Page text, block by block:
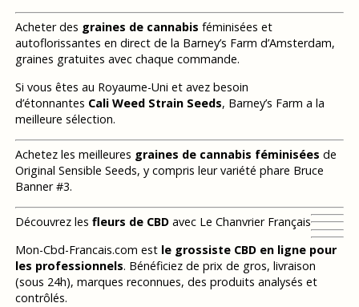
Acheter des graines de cannabis féminisées et
autoflorissantes en direct de la Barney’s Farm d’Amsterdam,
graines gratuites avec chaque commande.
Si vous êtes au Royaume-Uni et avez besoin
d’étonnantes Cali Weed Strain Seeds, Barney’s Farm a la
meilleure sélection.
Achetez les meilleures graines de cannabis féminisées de
Original Sensible Seeds, y compris leur variété phare Bruce
Banner #3.
Découvrez les fleurs de CBDavec Le Chanvrier Français
Mon-Cbd-Francais.com est le grossiste CBD en ligne pour
les professionnels. Bénéficiez de prix de gros, livraison
(sous 24h), marques reconnues, des produits analysés et
contrôlés.